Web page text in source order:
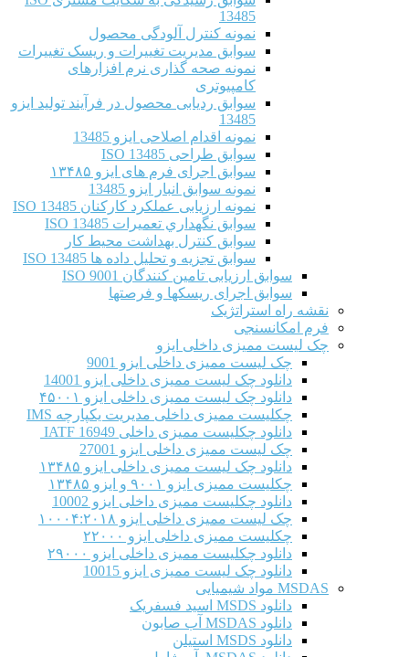
13485
نمونه کنترل آلودگی محصول
سوابق مدیریت تغییرات و ریسک تغییرات
نمونه صحه گذاری نرم افزارهای
کامپیوتری
سوابق ردیابی محصول در فرآیند تولید ایزو
13485
نمونه اقدام اصلاحی ایزو 13485
سوابق طراحی ISO 13485
سوابق اجرای فرم های ایزو ۱۳۴۸۵
نمونه سوابق انبار ایزو 13485
نمونه ارزیابی عملکرد کارکنان ISO 13485
سوابق نگهداري تعميرات ISO 13485
سوابق کنترل بهداشت محیط کار
سوابق تجزیه و تحلیل داده ها ISO 13485
سوابق ارزیابی تامین کنندگان ISO 9001
سوابق اجرای ریسکها و فرصتها
نقشه راه استراتژیک
فرم امکانسنجی
چک لیست ممیزی داخلی ایزو
چک لیست ممیزی داخلی ایزو 9001
دانلود چک لیست ممیزی داخلی ایزو 14001
دانلود چک لیست ممیزی داخلی ایزو ۴۵۰۰۱
چکلیست ممیزی داخلی مدیریت یکپارچه IMS
دانلود چکلیست ممیزی داخلی IATF 16949
چک لیست ممیزی داخلی ایزو 27001
دانلود چک لیست ممیزی داخلی ایزو ۱۳۴۸۵
چکلیست ممیزی ایزو ۹۰۰۱ و ایزو ۱۳۴۸۵
دانلود چکلیست ممیزی داخلی ایزو 10002
چک لیست ممیزی داخلی ایزو ۱۰۰۰۴:۲۰۱۸
چکلیست ممیزی داخلی ایزو ۲۲۰۰۰
دانلود چکلیست ممیزی داخلی ایزو ۲۹۰۰۰
دانلود چک لیست ممیزی ایزو 10015
MSDAS مواد شیمیایی
دانلود MSDS اسید فسفریک
دانلود MSDAS آب صابون
دانلود MSDS استیلن